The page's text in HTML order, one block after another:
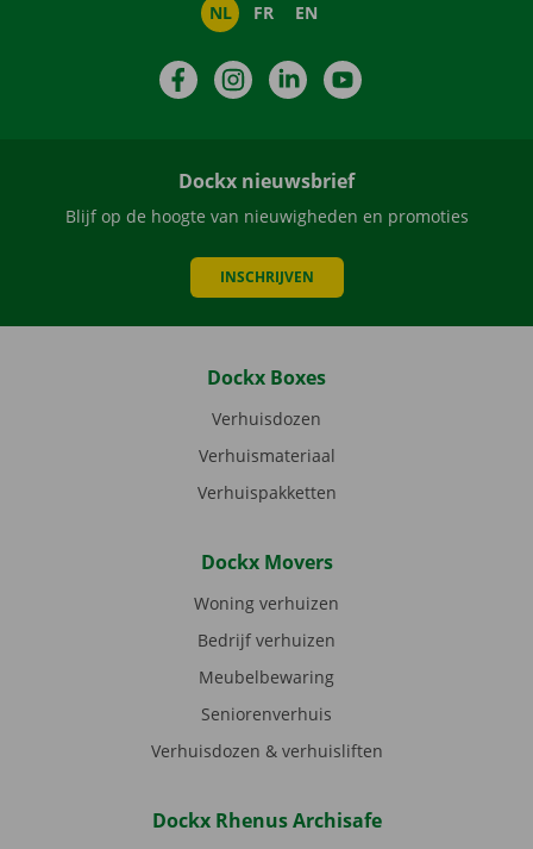
NL FR EN
FacebookInstagramLinkedIn
Dockx nieuwsbrief
Blijf op de hoogte van nieuwigheden en promoties
INSCHRIJVEN
Dockx Boxes
Verhuisdozen
Verhuismateriaal
Verhuispakketten
Dockx Movers
Woning verhuizen
Bedrijf verhuizen
Meubelbewaring
Seniorenverhuis
Verhuisdozen & verhuisliften
Dockx Rhenus Archisafe